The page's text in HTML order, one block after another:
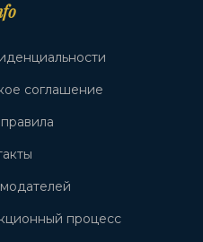
соглашение
процесс